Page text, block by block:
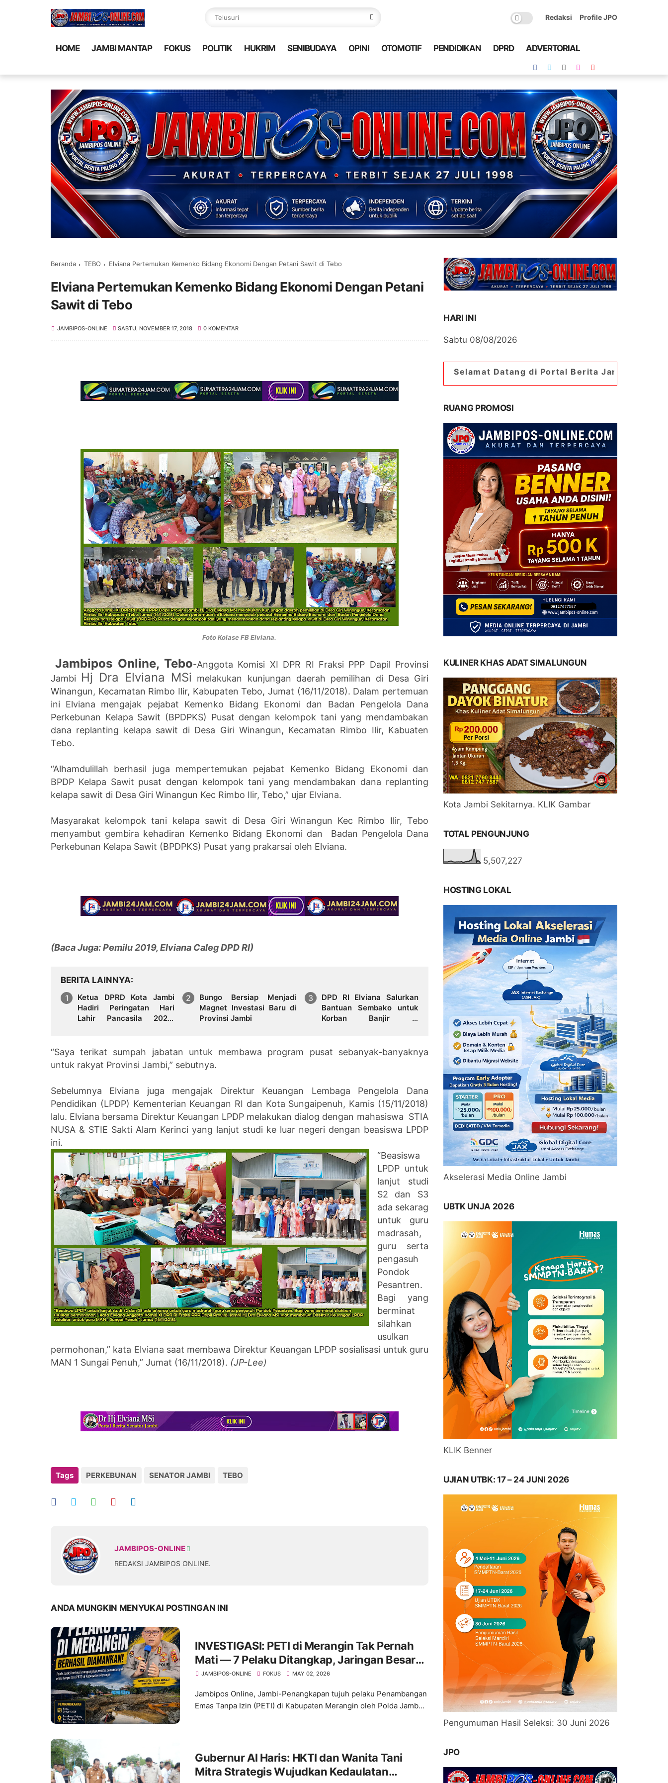
Redaksi Profile JPO
HOME JAMBI MANTAP FOKUS POLITIK HUKRIM SENIBUDAYA OPINI OTOMOTIF PENDIDIKAN DPRD ADVERTORIAL
Beranda TEBO Elviana Pertemukan Kemenko Bidang Ekonomi Dengan Petani Sawit di Tebo
Elviana Pertemukan Kemenko Bidang Ekonomi Dengan Petani
Sawit di Tebo
JAMBIPOS-ONLINE SABTU, NOVEMBER 17, 2018 0 KOMENTAR
Foto Kolase FB Elviana.
Jambipos Online, Tebo-Anggota Komisi XI DPR RI Fraksi PPP Dapil Provinsi
Jambi Hj Dra Elviana MSi melakukan kunjungan daerah pemilihan di Desa Giri
Winangun, Kecamatan Rimbo Ilir, Kabupaten Tebo, Jumat (16/11/2018). Dalam pertemuan
ini Elviana mengajak pejabat Kemenko Bidang Ekonomi dan Badan Pengelola Dana
Perkebunan Kelapa Sawit (BPDPKS) Pusat dengan kelompok tani yang mendambakan
dana replanting kelapa sawit di Desa Giri Winangun, Kecamatan Rimbo Ilir, Kabuaten
Tebo.
“Alhamdulillah berhasil juga mempertemukan pejabat Kemenko Bidang Ekonomi dan
BPDP Kelapa Sawit pusat dengan kelompok tani yang mendambakan dana replanting
kelapa sawit di Desa Giri Winangun Kec Rimbo Ilir, Tebo,” ujar Elviana.
Masyarakat kelompok tani kelapa sawit di Desa Giri Winangun Kec Rimbo Ilir, Tebo
menyambut gembira kehadiran Kemenko Bidang Ekonomi dan Badan Pengelola Dana
Perkebunan Kelapa Sawit (BPDPKS) Pusat yang prakarsai oleh Elviana.
(Baca Juga: Pemilu 2019, Elviana Caleg DPD RI)
BERITA LAINNYA
Ketua DPRD Kota Jambi
Hadiri Peringatan Hari
Lahir Pancasila 2026,
Bangsa
Bungo Bersiap Menjadi
Magnet Investasi Baru di
Provinsi Jambi
DPD RI Elviana Salurkan
Bantuan Sembako untuk
Korban Banjir di
“Saya terikat sumpah jabatan untuk membawa program pusat sebanyak-banyaknya
untuk rakyat Provinsi Jambi,” sebutnya.
Sebelumnya Elviana juga mengajak Direktur Keuangan Lembaga Pengelola Dana
Pendidikan (LPDP) Kementerian Keuangan RI dan Kota Sungaipenuh, Kamis (15/11/2018)
lalu. Elviana bersama Direktur Keuangan LPDP melakukan dialog dengan mahasiswa STIA
NUSA & STIE Sakti Alam Kerinci yang lanjut studi ke luar negeri dengan beasiswa LPDP
ini.
“Beasiswa
LPDP untuk
lanjut studi
S2 dan S3
ada sekarag
untuk guru
madrasah,
guru serta
pengasuh
Pondok
Pesantren.
Bagi yang
berminat
silahkan
usulkan
permohonan,” kata Elviana saat membawa Direktur Keuangan LPDP sosialisasi untuk guru
MAN 1 Sungai Penuh,” Jumat (16/11/2018). (JP-Lee)
Tags PERKEBUNAN SENATOR JAMBI TEBO
JAMBIPOS-ONLINE
REDAKSI JAMBIPOS ONLINE.
ANDA MUNGKIN MENYUKAI POSTINGAN INI
INVESTIGASI: PETI di Merangin Tak Pernah
Mati — 7 Pelaku Ditangkap, Jaringan Besar
Masih Berkeliaran
JAMBIPOS-ONLINE FOKUS MAY 02, 2026
Jambipos Online, Jambi-Penangkapan tujuh pelaku Penambangan
Emas Tanpa Izin (PETI) di Kabupaten Merangin oleh Polda Jamb...
Gubernur Al Haris: HKTI dan Wanita Tani
Mitra Strategis Wujudkan Kedaulatan
HARI INI
Sabtu 08/08/2026
Selamat Datang di Portal Berita Jambipos Online. Portal
RUANG PROMOSI
KULINER KHAS ADAT SIMALUNGUN
Kota Jambi Sekitarnya. KLIK Gambar
TOTAL PENGUNJUNG
5,507,227
HOSTING LOKAL
Akselerasi Media Online Jambi
UBTK UNJA 2026
KLIK Benner
UJIAN UTBK: 17 – 24 JUNI 2026
Pengumuman Hasil Seleksi: 30 Juni 2026
JPO